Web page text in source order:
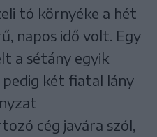
tó környéke a hét
napos idő volt. Egy
a sétány egyik
pedig két fiatal lány
cég javára szól,